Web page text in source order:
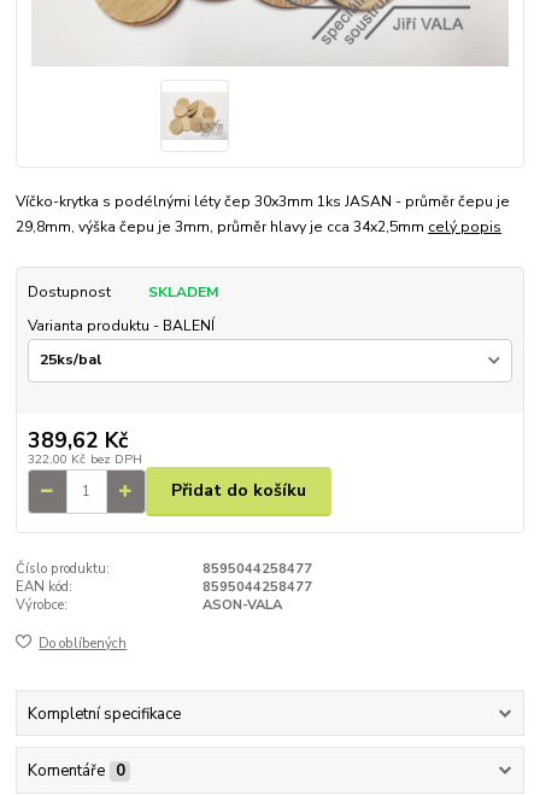
Víčko-krytka s podélnými léty čep 30x3mm 1ks JASAN - průměr čepu je
29,8mm, výška čepu je 3mm, průměr hlavy je cca 34x2,5mm celý popis
Dostupnost
SKLADEM
Varianta produktu - BALENÍ
389,62 Kč
322,00 Kč bez DPH
Přidat do košíku
Číslo produktu:
8595044258477
EAN kód:
8595044258477
Výrobce:
ASON-VALA
Do oblíbených
Kompletní specifikace
Komentáře 0